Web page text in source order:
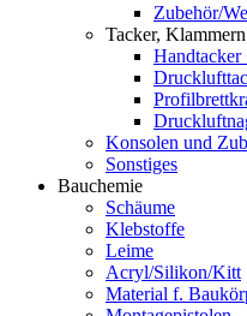
Zubehör/
Tacker,
Konsolen und
Sonstiges
Bauchemie
Schäume
Klebstoffe
Leime
Acryl/Silikon/Kitt
Material f.